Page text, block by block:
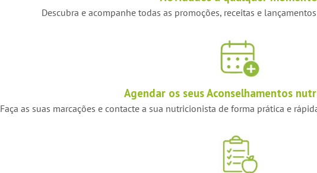
Descubra e acompanhe todas as promoções, receitas e
Agendar os seus Aconselhamentos
Faça as suas marcações e contacte a sua nutricionista de forma prática e